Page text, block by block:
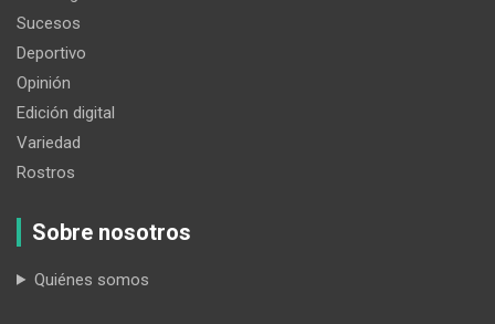
Sucesos
Deportivo
Opinión
Edición digital
Variedad
Rostros
Sobre nosotros
Quiénes somos